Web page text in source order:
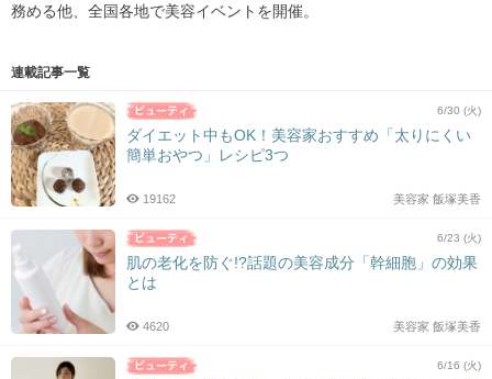
務める他、全国各地で美容イベントを開催。
連載記事一覧
6/30 (火)
ダイエット中もOK！美容家おすすめ「太りにくい
簡単おやつ」レシピ3つ
美容家 飯塚美香
19162
6/23 (火)
肌の老化を防ぐ!?話題の美容成分「幹細胞」の効果
とは
美容家 飯塚美香
4620
6/16 (火)